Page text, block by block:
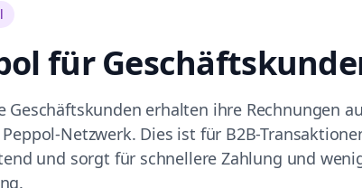
für
Geschäftskunden erhalten ihre Rechnungen
Netzwerk. Dies ist für B2B-
und sorgt für schnellere Zahlung und